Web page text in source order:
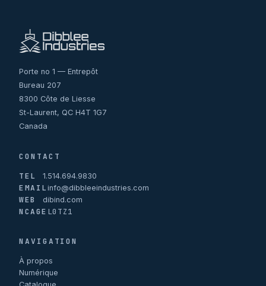
Porte no 1 — Entrepôt
Bureau 207
8300 Côte de Liesse
St-Laurent, QC H4T 1G7
Canada
CONTACT
TEL
1.514.694.9830
EMAILinfo@dibbleeindustries.com
WEB dibind.com
NCAGE L0TZ1
NAVIGATION
À propos
Numérique